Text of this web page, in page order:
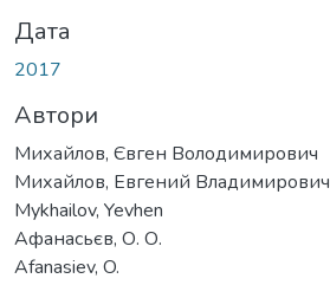
Дата
2017
Автори
Михайлов, Євген Володимирович
Михайлов, Евгений Владимирович
Mykhailov, Yevhen
Афанасьєв, О. О.
Afanasiev, O.